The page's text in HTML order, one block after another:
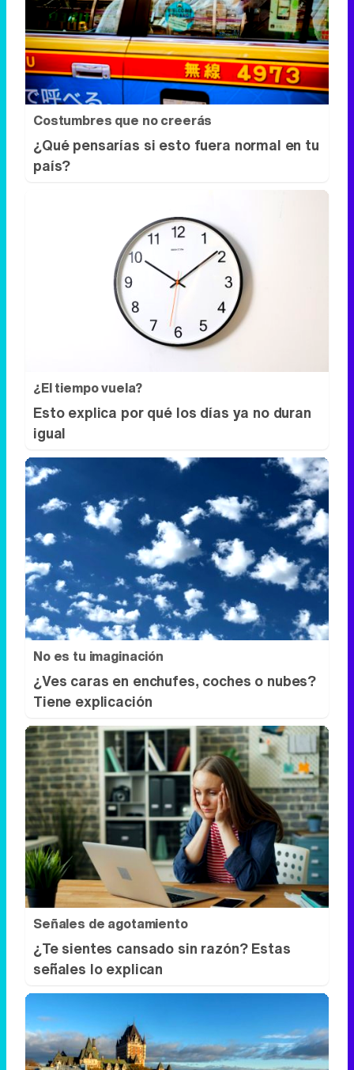
Costumbres que no creerás
¿Qué pensarías si esto fuera normal en tu
país?
¿El tiempo vuela?
Esto explica por qué los días ya no duran
No es tu imaginación
¿Ves caras en enchufes, coches o nubes?
Tiene explicación
Señales de agotamiento
¿Te sientes cansado sin razón? Estas
señales lo explican